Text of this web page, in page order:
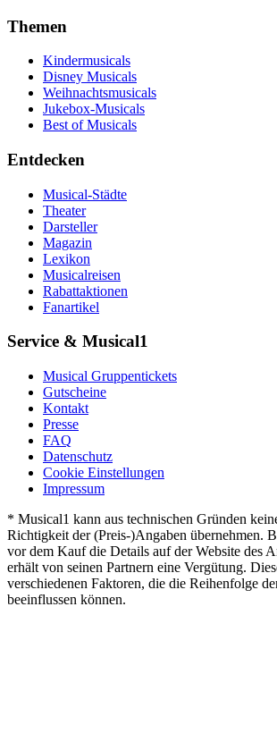
Themen
Kindermusicals
Disney Musicals
Weihnachtsmusicals
Jukebox-Musicals
Best of Musicals
Entdecken
Musical-Städte
Theater
Darsteller
Magazin
Lexikon
Musicalreisen
Rabattaktionen
Fanartikel
Service & Musical1
Musical Gruppentickets
Gutscheine
Kontakt
Presse
FAQ
Datenschutz
Cookie Einstellungen
Impressum
* Musical1 kann aus technischen Gründen
Richtigkeit der (Preis-)Angaben übernehmen.
vor dem Kauf die Details auf der Website des
erhält von seinen Partnern eine Vergütung.
verschiedenen Faktoren, die die Reihenfolge
beeinflussen können.